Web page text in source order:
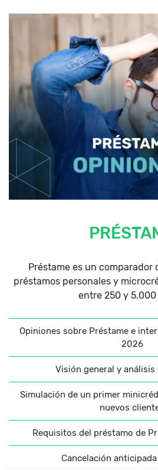
Préstame es un comparador
préstamos personales y
entre 250 y 5.000
Opiniones sobre Préstame e
2026
Visión general y análisis
Simulación de un primer
nuevos
Requisitos del préstamo de
Cancelación